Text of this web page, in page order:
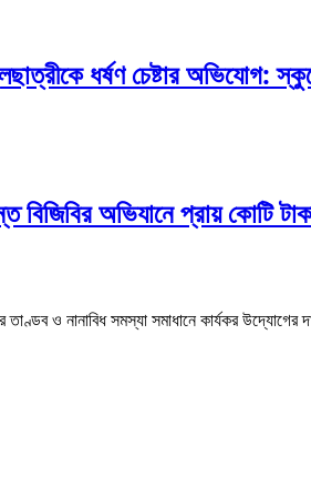
ধর্ষণ চেষ্টার অভিযোগ:
বিজিবির অভিযানে প্রায় কোটি
তাণ্ডব ও নানাবিধ সমস্যা সমাধানে কার্যকর